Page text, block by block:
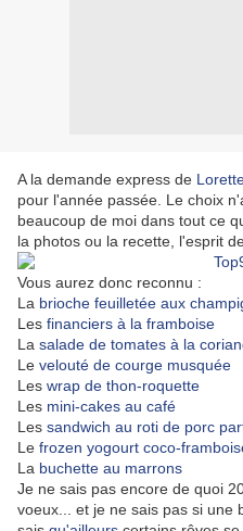
A la demande express de
pour l'année passée. Le choix
beaucoup de moi dans tout ce
la photos ou la recette, l'esprit
Vous aurez donc reconnu :
La brioche feuilletée aux
Les financiers à la framboise
La salade de tomates à la
Le velouté de courge musquée
Les wrap de thon-roquette
Les mini-cakes au café
Les sandwich au roti de porc
Le frozen yogourt coco-
La buchette au marrons
Je ne sais pas encore de quoi
voeux... et je ne sais pas si une